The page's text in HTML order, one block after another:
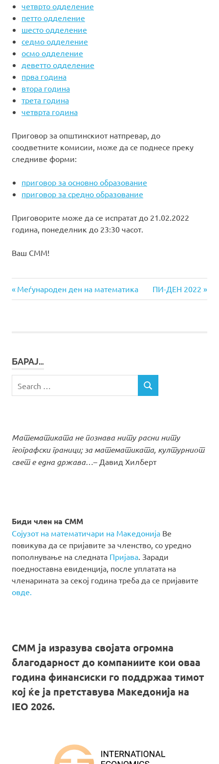
четврто одделение
петто одделение
шесто одделение
седмо одделение
осмо одделение
деветто одделение
прва година
втора година
трета година
четврта година
Приговор за општинскиот натпревар, до
соодветните комисии, може да се поднесе преку
следниве форми:
приговор за основно образование
приговор за средно образование
Приговорите може да се испратат до 21.02.2022
година, понеделник до 23:30 часот.
Ваш СММ!
Навигација
Previous
Post:
Меѓународен ден на математика
Next
Post:
ПИ-ДЕН 2022
БАРАЈ…
for:
SEARCH
Математиката не познава ниту расни ниту
географски граници; за математиката, културниот
свет е една држава…– Давид Хилберт
Биди член на СММ
Сојузот на математичари на Македонија Ве
повикува да се пријавите за членство, со уредно
пополнување на следната Пријава . Заради
поедноставна евиденција, после уплатата на
членарината за секој година треба да се пријавите
овде.
СММ ја изразува својата огромна
благодарност до компаниите кои оваа
година финансиски го поддржаа тимот
кој ќе ја претставува Македонија на
IEO 2026.